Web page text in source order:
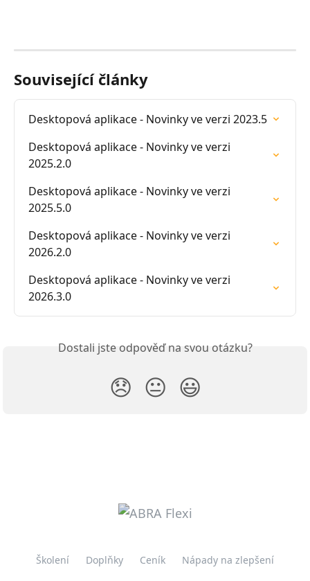
Související články
Desktopová aplikace - Novinky ve verzi 2023.5
Desktopová aplikace - Novinky ve verzi
2025.2.0
Desktopová aplikace - Novinky ve verzi
2025.5.0
Desktopová aplikace - Novinky ve verzi
2026.2.0
Desktopová aplikace - Novinky ve verzi
2026.3.0
Dostali jste odpověď na svou otázku?
😞 😐 😃
Školení Doplňky Ceník Nápady na zlepšení